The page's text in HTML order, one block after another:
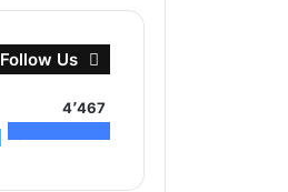
Follow Us
4٬467